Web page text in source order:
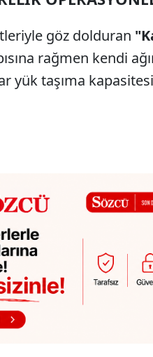
göz dolduran
rağmen kendi
yük taşıma